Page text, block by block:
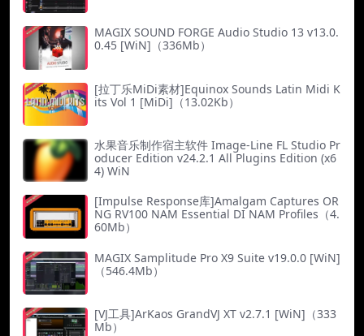
MAGIX SOUND FORGE Audio Studio 13 v13.0.
0.45 [WiN]（336Mb）
[拉丁乐MiDi素材]Equinox Sounds Latin Midi K
its Vol 1 [MiDi]（13.02Kb）
水果音乐制作宿主软件 Image-Line FL Studio Pr
oducer Edition v24.2.1 All Plugins Edition (x6
4) WiN
[Impulse Response库]Amalgam Captures OR
NG RV100 NAM Essential DI NAM Profiles（4.
60Mb）
MAGIX Samplitude Pro X9 Suite v19.0.0 [WiN]
（546.4Mb）
[VJ工具]ArKaos GrandVJ XT v2.7.1 [WiN]（333
Mb）